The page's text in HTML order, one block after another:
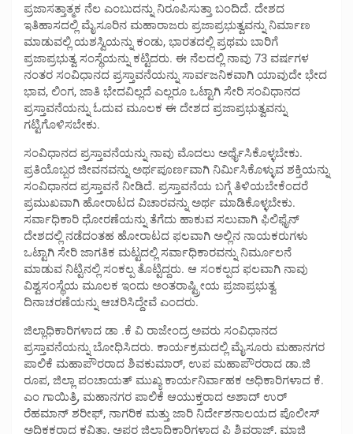
ಪ್ರಜಾಸತ್ತಾತ್ಮಕ ನೆಲ ಎಂಬುದನ್ನು ನಿರೂಪಿಸುತ್ತಾ ಬಂದಿದೆ. ದೇಶದ
ಇತಿಹಾಸದಲ್ಲಿ ಮೈಸೂರಿನ ಮಹಾರಾಜರು ಪ್ರಜಾಪ್ರಭುತ್ವವನ್ನು ನಿರ್ಮಾಣ
ಮಾಡುವಲ್ಲಿ ಯಶಸ್ವಿಯನ್ನು ಕಂಡು, ಭಾರತದಲ್ಲಿ ಪ್ರಥಮ ಬಾರಿಗೆ
ಪ್ರಜಾಪ್ರಭುತ್ವ ಸಂಸ್ಥೆಯನ್ನು ಕಟ್ಟಿದರು. ಈ ನೆಲದಲ್ಲಿ ನಾವು 73 ವರ್ಷಗಳ
ನಂತರ ಸಂವಿಧಾನದ ಪ್ರಸ್ತಾವನೆಯನ್ನು ಸಾರ್ವಜನಿಕವಾಗಿ ಯಾವುದೇ ಭೇದ
ಭಾವ, ಲಿಂಗ, ಜಾತಿ ಭೇದವಿಲ್ಲದೆ ಎಲ್ಲರೂ ಒಟ್ಟಾಗಿ ಸೇರಿ ಸಂವಿಧಾನದ
ಪ್ರಸ್ತಾವನೆಯನ್ನು ಓದುವ ಮೂಲಕ ಈ ದೇಶದ ಪ್ರಜಾಪ್ರಭುತ್ವವನ್ನು
ಗಟ್ಟಿಗೊಳಿಸಬೇಕು.
ಸಂವಿಧಾನದ ಪ್ರಸ್ತಾವನೆಯನ್ನು ನಾವು ಮೊದಲು ಅರ್ಥೈಸಿಕೊಳ್ಳಬೇಕು.
ಪ್ರತಿಯೊಬ್ಬರ ಜೀವನವನ್ನು ಅರ್ಥಪೂರ್ಣವಾಗಿ ನಿರ್ಮಿಸಿಕೊಳ್ಳುವ ಶಕ್ತಿಯನ್ನು
ಸಂವಿಧಾನದ ಪ್ರಸ್ತಾವನೆ ನೀಡಿದೆ. ಪ್ರಸ್ತಾವನೆಯ ಬಗ್ಗೆ ತಿಳಿಯಬೇಕೆಂದರೆ
ಪ್ರಮುಖವಾಗಿ ಹೋರಾಟದ ವಿಚಾರವನ್ನು ಅರ್ಥ ಮಾಡಿಕೊಳ್ಳಬೇಕು.
ಸರ್ವಾಧಿಕಾರಿ ಧೋರಣೆಯನ್ನು ತೆಗೆದು ಹಾಕುವ ಸಲುವಾಗಿ ಫಿಲಿಫೈನ್
ದೇಶದಲ್ಲಿ ನಡೆದಂತಹ ಹೋರಾಟದ ಫಲವಾಗಿ ಅಲ್ಲಿನ ನಾಯಕರುಗಳು
ಒಟ್ಟಾಗಿ ಸೇರಿ ಜಾಗತಿಕ ಮಟ್ಟದಲ್ಲಿ ಸರ್ವಾಧಿಕಾರವನ್ನು ನಿರ್ಮೂಲನೆ
ಮಾಡುವ ನಿಟ್ಟಿನಲ್ಲಿ ಸಂಕಲ್ಪ ತೊಟ್ಟಿದ್ದರು. ಆ ಸಂಕಲ್ಪದ ಫಲವಾಗಿ ನಾವು
ವಿಶ್ವಸಂಸ್ಥೆಯ ಮೂಲಕ ಇಂದು ಅಂತರಾಷ್ಟ್ರೀಯ ಪ್ರಜಾಪ್ರಭುತ್ವ
ದಿನಾಚರಣೆಯನ್ನು ಆಚರಿಸಿದ್ದೇವೆ ಎಂದರು.
ಜಿಲ್ಲಾಧಿಕಾರಿಗಳಾದ ಡಾ .ಕೆ ವಿ ರಾಜೇಂದ್ರ ಅವರು ಸಂವಿಧಾನದ
ಪ್ರಸ್ತಾವನೆಯನ್ನು ಬೋಧಿಸಿದರು. ಕಾರ್ಯಕ್ರಮದಲ್ಲಿ ಮೈಸೂರು ಮಹಾನಗರ
ಪಾಲಿಕೆ ಮಹಾಪೌರರಾದ ಶಿವಕುಮಾರ್, ಉಪ ಮಹಾಪೌರರಾದ ಡಾ.ಜಿ
ರೂಪ, ಜಿಲ್ಲಾ ಪಂಚಾಯತ್ ಮುಖ್ಯ ಕಾರ್ಯನಿರ್ವಾಹಕ ಅಧಿಕಾರಿಗಳಾದ ಕೆ.
ಎಂ ಗಾಯಿತ್ರಿ, ಮಹಾನಗರ ಪಾಲಿಕೆ ಆಯುಕ್ತರಾದ ಅಶಾದ್ ಉರ್
ರೆಹಮಾನ್ ಶರೀಫ್, ನಾಗರಿಕ ಮತ್ತು ಜಾರಿ ನಿರ್ದೇಶನಾಲಯದ ಪೊಲೀಸ್
ಅಧಿಕ್ಷಕರಾದ ಕವಿತಾ, ಅಪರ ಜಿಲ್ಲಾಧಿಕಾರಿಗಳಾದ ಪಿ ಶಿವರಾಜ್, ಮಾಜಿ